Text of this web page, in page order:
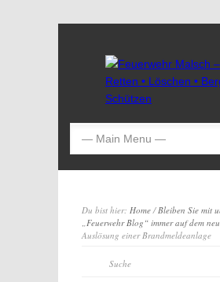
Du bist hier: Home/Bleiben Sie mit
„Feuerwehr Blog“ immer auf dem
Auslösung einer Brandmeldeanlage